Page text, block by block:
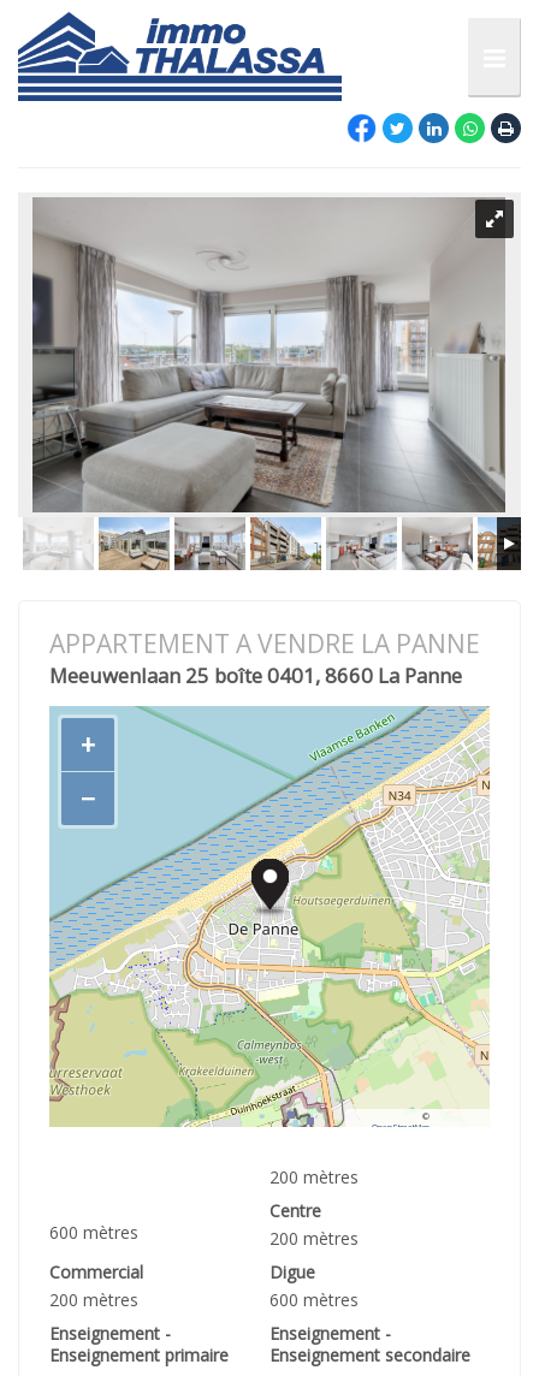
APPARTEMENT A VENDRE LA PANNE
Meeuwenlaan 25 boîte 0401, 8660 La Panne
+
−
©
OpenStreetMap
200 mètres
600 mètres
Centre
200 mètres
Commercial
200 mètres
Digue
600 mètres
Enseignement -
Enseignement primaire
Enseignement -
Enseignement secondaire